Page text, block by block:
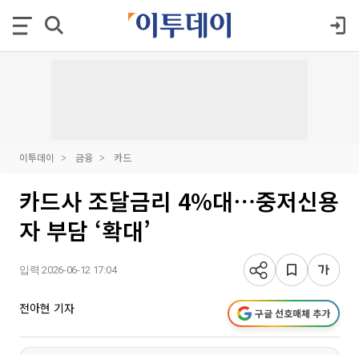
이투데이 금융 카드
카드사 조달금리 4%대⋯중저신용
자 부담 ‘확대’
입력 2026-06-12 17:04
전아현 기자 구글 선호매체 추가